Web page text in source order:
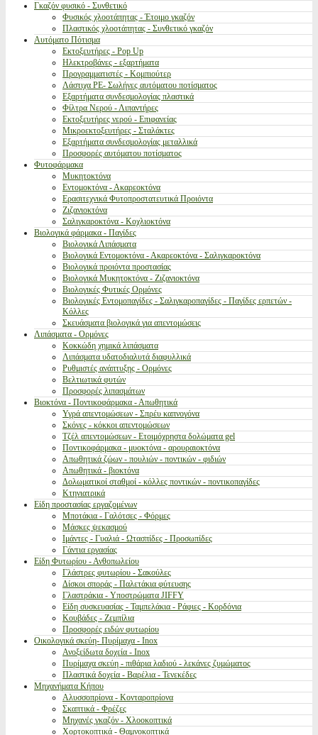
Γκαζόν φυσικό - Συνθετικό
Φυσικός χλοοτάπητας - Έτοιμο γκαζόν
Πλαστικός χλοοτάπητας - Συνθετικό γκαζόν
Αυτόματο Πότισμα
Εκτοξευτήρες - Pop Up
Ηλεκτροβάνες - εξαρτήματα
Προγραμματιστές - Κομπιούτερ
Λάστιχα PE- Σωλήνες αυτόματου ποτίσματος
Εξαρτήματα συνδεσμολογίας πλαστικά
Φίλτρα Νερού - Λιπαντήρες
Εκτοξευτήρες νερού - Επιφανείας
Μικροεκτοξευτήρες - Σταλάκτες
Εξαρτήματα συνδεσμολογίας μεταλλικά
Προσφορές αυτόματου ποτίσματος
Φυτοφάρμακα
Μυκητοκτόνα
Εντομοκτόνα - Ακαρεοκτόνα
Ερασιτεχνικά Φυτοπροστατευτικά Προιόντα
Ζιζανιοκτόνα
Σαλιγκαροκτόνα - Κοχλιοκτόνα
Βιολογικά φάρμακα - Παγίδες
Βιολογικά Λιπάσματα
Βιολογικά Εντομοκτόνα - Ακαρεοκτόνα - Σαλιγκαροκτόνα
Βιολογικά προιόντα προστασίας
Βιολογικά Μυκητοκτόνα - Ζιζανιοκτόνα
Βιολογικές Φυτικές Ορμόνες
Βιολογικές Εντομοπαγίδες - Σαλιγκαροπαγίδες - Παγίδες ερπετών -
Κόλλες
Σκευάσματα βιολογικά για απεντομώσεις
Λιπάσματα - Ορμόνες
Κοκκώδη χημικά λιπάσματα
Λιπάσματα υδατοδιαλυτά διαφυλλικά
Ρυθμιστές ανάπτυξης - Ορμόνες
Βελτιωτικά φυτών
Προσφορές λιπασμάτων
Βιοκτόνα - Ποντικοφάρμακα - Απωθητικά
Υγρά απεντομώσεων - Σπρέυ καπνογόνα
Σκόνες - κόκκοι απεντομώσεων
Τζέλ απεντομώσεων - Ετοιμόχρηστα δολώματα gel
Ποντικοφάρμακα - μυοκτόνα - αρουραιοκτόνα
Απωθητικά ζώων - πουλιών - ποντικών - φιδιών
Απωθητικά - βιοκτόνα
Δολωματικοί σταθμοί - κόλλες ποντικών - ποντικοπαγίδες
Κτηνιατρικά
Είδη προστασίας εργαζομένων
Μποτάκια - Γαλότσες - Φόρμες
Μάσκες ψεκασμού
Ιμάντες - Γυαλιά - Ωτασπίδες - Προσωπίδες
Γάντια εργασίας
Είδη Φυτωρίου - Ανθοπωλείου
Γλάστρες φυτωρίου - Σακούλες
Δίσκοι σποράς - Παλετάκια φύτευσης
Γλαστράκια - Υποστρώματα JIFFY
Είδη συσκευασίας - Ταμπελάκια - Ράφιες - Κορδόνια
Κουβάδες - Ζεμπίλια
Προσφορές ειδών φυτωρίου
Οικολογικά σκεύη- Πυρίμαχα - Inox
Ανοξείδωτα δοχεία - Inox
Πυρίμαχα σκεύη - πιθάρια λαδιού - λεκάνες ζυμώματος
Πλαστικά δοχεία - Βαρέλια - Τενεκέδες
Μηχανήματα Κήπου
Αλυσσοπρίονα - Κονταροπρίονα
Σκαπτικά - Φρέζες
Μηχανές γκαζόν - Χλοοκοπτικά
Χορτοκοπτικά - Θαμνοκοπτικά